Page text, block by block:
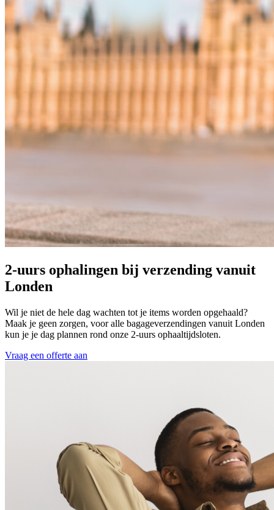
2-uurs ophalingen bij verzending vanuit
Londen
Wil je niet de hele dag wachten tot je items worden opgehaald?
Maak je geen zorgen, voor alle bagageverzendingen vanuit Londen
kun je je dag plannen rond onze 2-uurs ophaaltijdsloten.
Vraag een offerte aan